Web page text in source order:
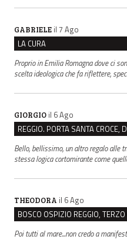
GABRIELE il 7 Ago
LA CURA
Proprio in Emilia Romagna dove ci
scelta ideologica che fa riflettere,
GIORGIO il 6 Ago
Bello, bellissimo, un altro regalo alle
stessa logica cortomirante come
THEODORA il 6 Ago
Poi tutti al mare...non credo a